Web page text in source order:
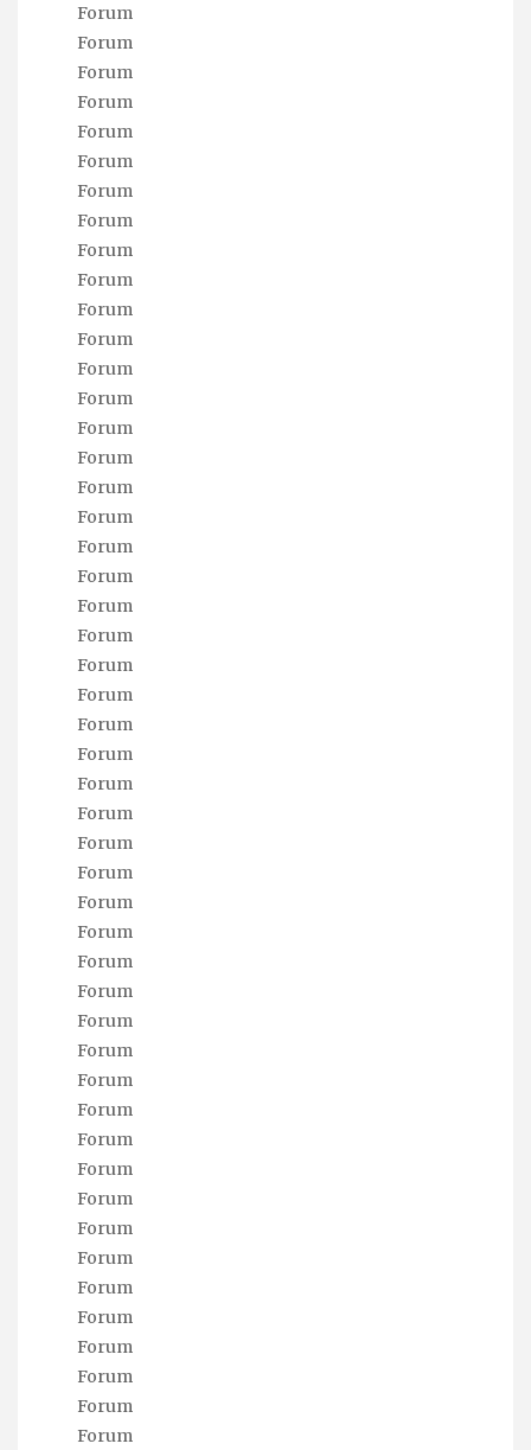
Forum
Forum
Forum
Forum
Forum
Forum
Forum
Forum
Forum
Forum
Forum
Forum
Forum
Forum
Forum
Forum
Forum
Forum
Forum
Forum
Forum
Forum
Forum
Forum
Forum
Forum
Forum
Forum
Forum
Forum
Forum
Forum
Forum
Forum
Forum
Forum
Forum
Forum
Forum
Forum
Forum
Forum
Forum
Forum
Forum
Forum
Forum
Forum
Forum